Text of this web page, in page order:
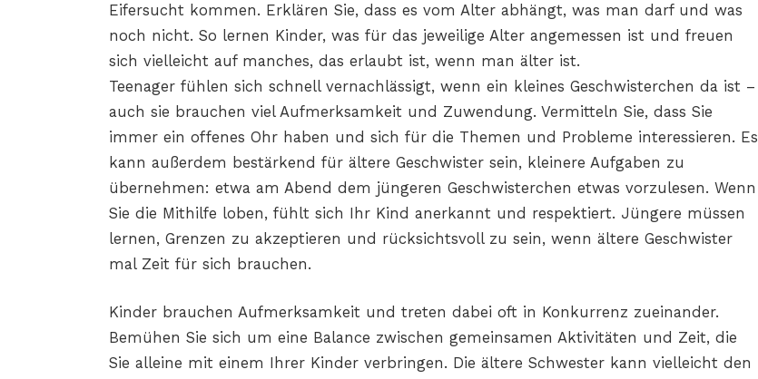
Eifersucht kommen. Erklären Sie, dass es vom Alter abhängt, was man darf und was
noch nicht. So lernen Kinder, was für das jeweilige Alter angemessen ist und freuen
sich vielleicht auf manches, das erlaubt ist, wenn man älter ist.
Teenager fühlen sich schnell vernachlässigt, wenn ein kleines Geschwisterchen da ist –
auch sie brauchen viel Aufmerksamkeit und Zuwendung. Vermitteln Sie, dass Sie
immer ein offenes Ohr haben und sich für die Themen und Probleme interessieren. Es
kann außerdem bestärkend für ältere Geschwister sein, kleinere Aufgaben zu
übernehmen: etwa am Abend dem jüngeren Geschwisterchen etwas vorzulesen. Wenn
Sie die Mithilfe loben, fühlt sich Ihr Kind anerkannt und respektiert. Jüngere müssen
lernen, Grenzen zu akzeptieren und rücksichtsvoll zu sein, wenn ältere Geschwister
mal Zeit für sich brauchen.
Kinder brauchen Aufmerksamkeit und treten dabei oft in Konkurrenz zueinander.
Bemühen Sie sich um eine Balance zwischen gemeinsamen Aktivitäten und Zeit, die
Sie alleine mit einem Ihrer Kinder verbringen. Die ältere Schwester kann vielleicht den